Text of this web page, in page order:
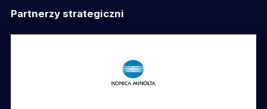
Partnerzy strategiczni